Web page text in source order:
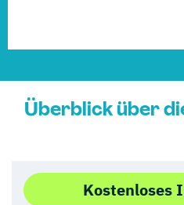
Überblick über
Kostenloses